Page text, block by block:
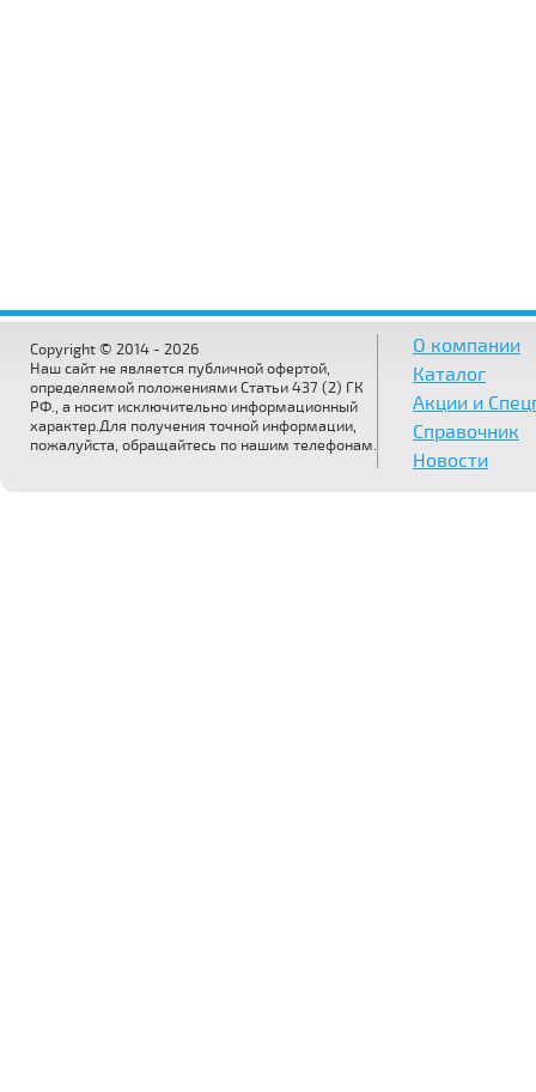
Copyright © 2014 - 2026
Наш сайт не является публичной офертой,
определяемой положениями Статьи 437 (2) ГК
РФ., а носит исключительно информационный
характер.Для получения точной информации,
пожалуйста, обращайтесь по нашим телефонам.
О компании
Каталог
Акции и
Справочник
Новости